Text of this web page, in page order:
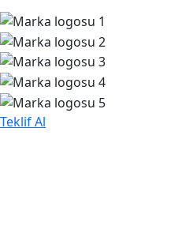
Teklif Al